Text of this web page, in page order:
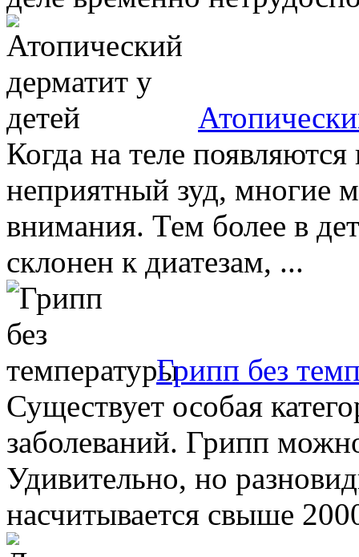
Когда на теле
неприятный зуд, многие
внимания. Тем более в
склонен к диатезам, ...
Грипп без
Существует особая
заболеваний. Грипп
Удивительно, но
насчитывается свыше